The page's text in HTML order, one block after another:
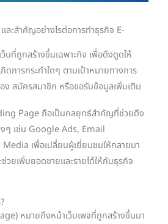
ละสําคัญอย่างไรต่อการทําธุรกิจ E-
ที่ถูกสร้างขึ้นเฉพาะกิจ เพื่อดึงดูดให้
ดการกระทำใดๆ ตามเป้าหมายทางการ
ง สมัครสมาชิก หรือขอรับข้อมูลเพิ่มเติม
Page ถือเป็นกลยุทธ์สำคัญที่ช่วยดึง
ๆ เช่น Google Ads, Email
เพื่อเปลี่ยนผู้เยี่ยมชมให้กลายมา
วยเพิ่มยอดขายและรายได้ให้กับธุรกิจ
หมายถึงหน้าเว็บเพจที่ถูกสร้างขึ้นมา